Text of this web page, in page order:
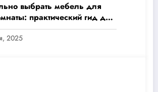
выбрать мебель для
практический гид для
2025